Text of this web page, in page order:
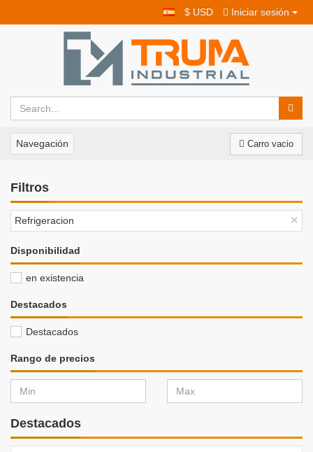
$ USD Iniciar sesión
Navegación Carro vacio
Filtros
×
Refrigeracion
Disponibilidad
en existencia
Destacados
Destacados
Rango de precios
Destacados